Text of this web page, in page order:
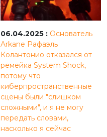
06.04.2025 : Основатель
Arkane Рафаэль
Колантонио отказался от
ремейка System Shock,
потому что
киберпространственные
сцены были "слишком
сложными", и я не могу
передать словами,
насколько я сейчас